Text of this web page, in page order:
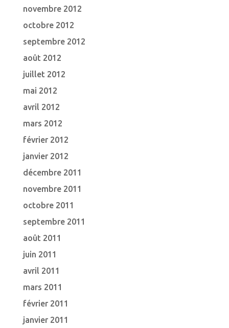
novembre 2012
octobre 2012
septembre 2012
août 2012
juillet 2012
mai 2012
avril 2012
mars 2012
février 2012
janvier 2012
décembre 2011
novembre 2011
octobre 2011
septembre 2011
août 2011
juin 2011
avril 2011
mars 2011
février 2011
janvier 2011